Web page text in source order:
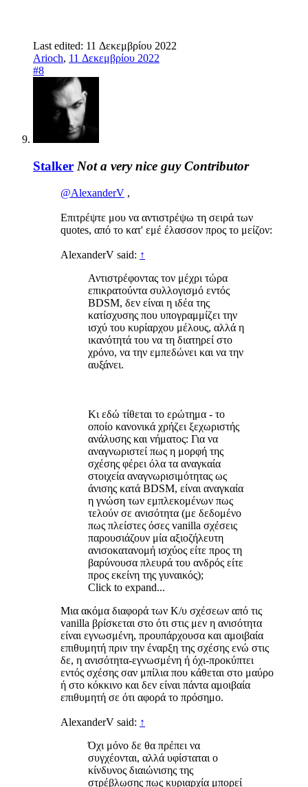
Last edited: 11 Δεκεμβρίου 2022
Arioch, 11 Δεκεμβρίου 2022
#8
Stalker Not a very nice guy Contributor
@AlexanderV ,
Επιτρέψτε μου να αντιστρέψω τη σειρά των
quotes, από το κατ' εμέ έλασσον προς το μείζον:
AlexanderV said: ↑
Αντιστρέφοντας τον μέχρι τώρα
επικρατούντα συλλογισμό εντός
BDSM, δεν είναι η ιδέα της
κατίσχυσης που υπογραμμίζει την
ισχύ του κυρίαρχου μέλους, αλλά η
ικανότητά του να τη διατηρεί στο
χρόνο, να την εμπεδώνει και να την
αυξάνει.
Κι εδώ τίθεται το ερώτημα - το
οποίο κανονικά χρήζει ξεχωριστής
ανάλυσης και νήματος: Για να
αναγνωριστεί πως η μορφή της
σχέσης φέρει όλα τα αναγκαία
στοιχεία αναγνωρισιμότητας ως
άνισης κατά BDSM, είναι αναγκαία
η γνώση των εμπλεκομένων πως
τελούν σε ανισότητα (με δεδομένο
πως πλείστες όσες vanilla σχέσεις
παρουσιάζουν μία αξιοζήλευτη
ανισοκατανομή ισχύος είτε προς τη
βαρύνουσα πλευρά του ανδρός είτε
προς εκείνη της γυναικός);
Click to expand...
Μια ακόμα διαφορά των K/υ σχέσεων από τις
vanilla βρίσκεται στο ότι στις μεν η ανισότητα
είναι εγνωσμένη, προυπάρχουσα και αμοιβαία
επιθυμητή πριν την έναρξη της σχέσης ενώ στις
δε, η ανισότητα-εγνωσμένη ή όχι-προκύπτει
εντός σχέσης σαν μπίλια που κάθεται στο μαύρο
ή στο κόκκινο και δεν είναι πάντα αμοιβαία
επιθυμητή σε ότι αφορά το πρόσημο.
AlexanderV said: ↑
Όχι μόνο δε θα πρέπει να
συγχέονται, αλλά υφίσταται ο
κίνδυνος διαιώνισης της
στρέβλωσης πως κυριαρχία μπορεί